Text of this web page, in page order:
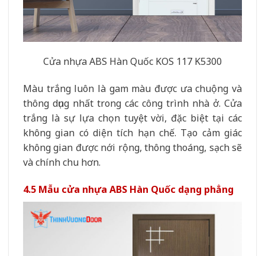
Cửa nhựa ABS Hàn Quốc KOS 117 K5300
Màu trắng luôn là gam màu được ưa chuộng và
thông dụng nhất trong các công trình nhà ở. Cửa
trắng là sự lựa chọn tuyệt vời, đặc biệt tại các
không gian có diện tích hạn chế. Tạo cảm giác
không gian được nới rộng, thông thoáng, sạch sẽ
và chính chu hơn.
4.5 Mẫu cửa nhựa ABS Hàn Quốc dạng phẳng